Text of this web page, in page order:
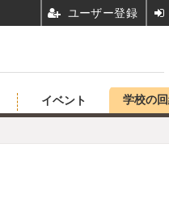
イベント 学校の
ユーザー登録